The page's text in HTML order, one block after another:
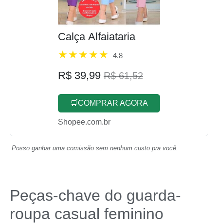
Calça Alfaiataria
4.8
R$ 39,99 R$ 61,52
🛒COMPRAR AGORA
Shopee.com.br
Posso ganhar uma comissão sem nenhum custo pra você.
Peças-chave do guarda-
roupa casual feminino